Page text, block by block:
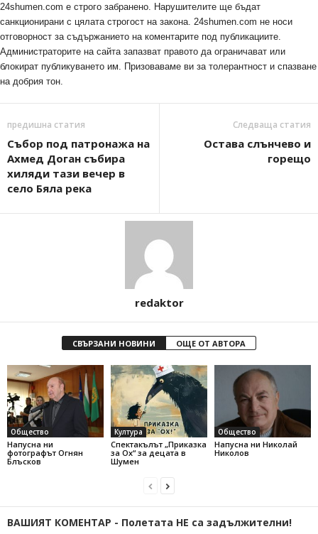
24shumen.com е строго забранено. Нарушителите ще бъдат
санкционирани с цялата строгост на закона. 24shumen.com не носи
отговорност за съдържанието на коментарите под публикациите.
Администраторите на сайта запазват правото да ограничават или
блокират публикуването им. Призоваваме ви за толерантност и спазване
на добрия тон.
предишна статия
Събор под патронажа на
Ахмед Доган събира
хиляди тази вечер в
село Бяла река
Следваща статия
Остава слънчево и
горещо
redaktor
СВЪРЗАНИ НОВИНИ ОЩЕ ОТ АВТОРА
Общество
Напусна ни
фотографът Огнян
Блъсков
Култура
Спектакълът „Приказка
за Ох“ за децата в
Шумен
Общество
Напусна ни Николай
Николов
ВАШИЯТ КОМЕНТАР - Полетата НЕ са задължителни!